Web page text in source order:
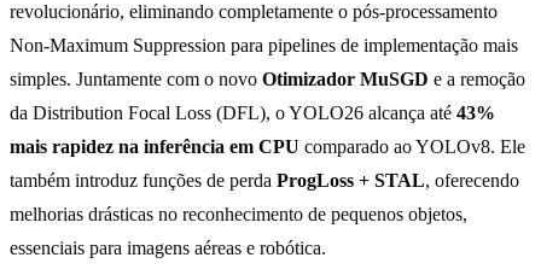
revolucionário, eliminando completamente o pós-processamento
Non-Maximum Suppression para pipelines de implementação mais
simples. Juntamente com o novo Otimizador MuSGD e a remoção
da Distribution Focal Loss (DFL), o YOLO26 alcança até 43%
mais rapidez na inferência em CPU comparado ao YOLOv8. Ele
também introduz funções de perda ProgLoss + STAL, oferecendo
melhorias drásticas no reconhecimento de pequenos objetos,
essenciais para imagens aéreas e robótica.